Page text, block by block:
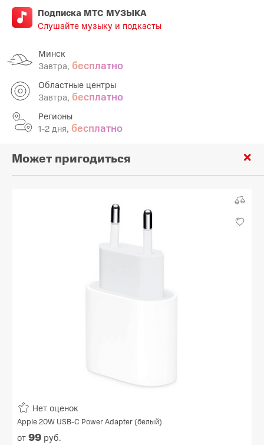
Подписка МТС МУЗЫКА
Слушайте музыку и подкасты
Минск
Завтра, бесплатно
Областные центры
Завтра, бесплатно
Регионы
1-2 дня, бесплатно
Может пригодиться
Нет оценок
Apple 20W USB-C Power Adapter (белый)
от99 руб.